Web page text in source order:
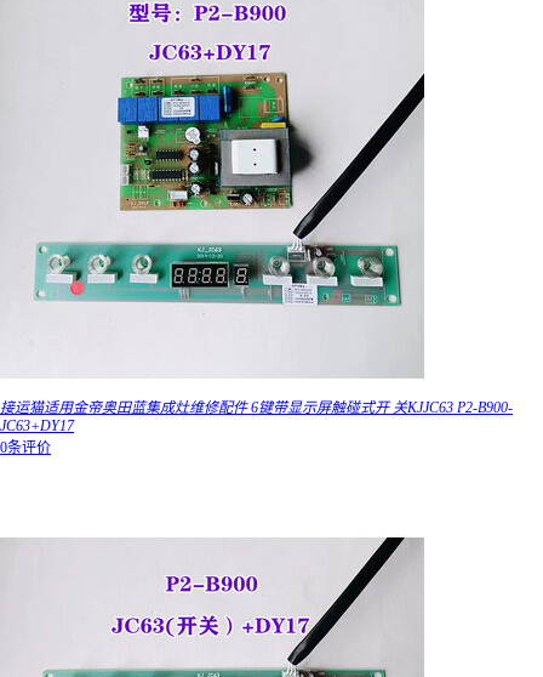
接运猫适用金帝奥田蓝集成灶维修配件 6键带显示屏触碰式开 关KJJC63 P2-B900-
JC63+DY17
0条评价